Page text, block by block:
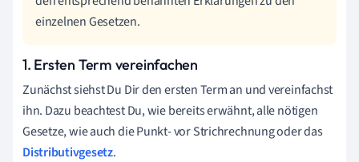
einzelnen Gesetzen.
1. Ersten Term vereinfachen
Zunächst siehst Du Dir den ersten Term an und vereinfachst
ihn. Dazu beachtest Du, wie bereits erwähnt, alle nötigen
Gesetze, wie auch die Punkt- vor Strichrechnung oder das
Distributivgesetz.